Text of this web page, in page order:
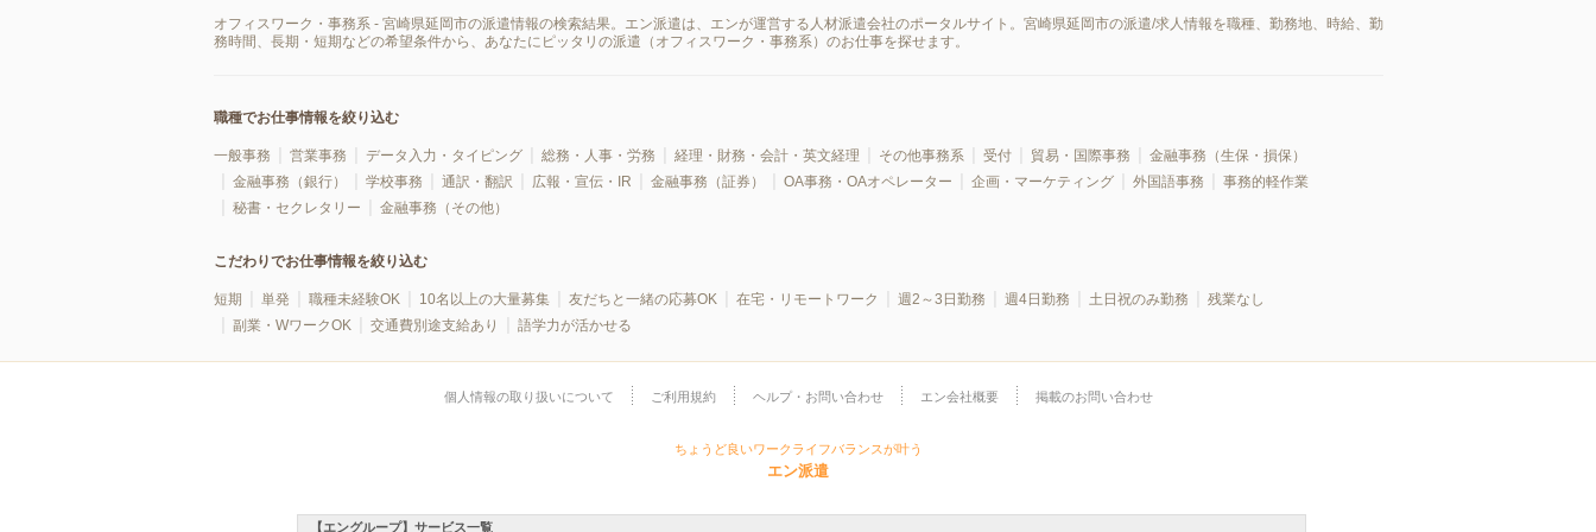
オフィスワーク・事務系 - 宮崎県延岡市の派遣情報の検索結果。エン派遣は、エンが運営する人材派遣会社のポータルサイト。宮崎県延岡市の派遣/求人情報を職種、勤務地、時給、勤
務時間、長期・短期などの希望条件から、あなたにピッタリの派遣（オフィスワーク・事務系）のお仕事を探せます。
職種でお仕事情報を絞り込む
一般事務 営業事務 データ入力・タイピング 総務・人事・労務 経理・財務・会計・英文経理 その他事務系 受付 貿易・国際事務
金融事務（生保・損保）
金融事務（銀行）
学校事務 通訳・翻訳 広報・宣伝・IR 金融事務（証券） OA事務・OAオペレーター 企画・マーケティング 外国語事務
事務的軽作業
秘書・セクレタリー
金融事務（その他）
こだわりでお仕事情報を絞り込む
短期 単発 職種未経験OK 10名以上の大量募集 友だちと一緒の応募OK 在宅・リモートワーク 週2～3日勤務 週4日勤務 土日祝のみ勤務
残業なし
副業・WワークOK
交通費別途支給あり 語学力が活かせる
個人情報の取り扱いについて ご利用規約 ヘルプ・お問い合わせ エン会社概要 掲載のお問い合わせ
ちょうど良いワークライフバランスが叶う
エン派遣
【エングループ】サービス一覧